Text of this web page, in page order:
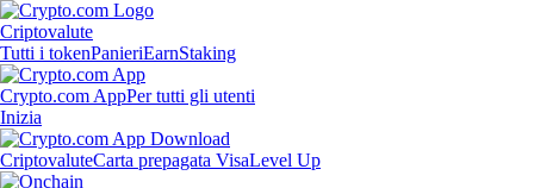
Criptovalute
Tutti i tokenPanieriEarnStaking
Crypto.com AppPer tutti gli utenti
Inizia
CriptovaluteCarta prepagata VisaLevel Up